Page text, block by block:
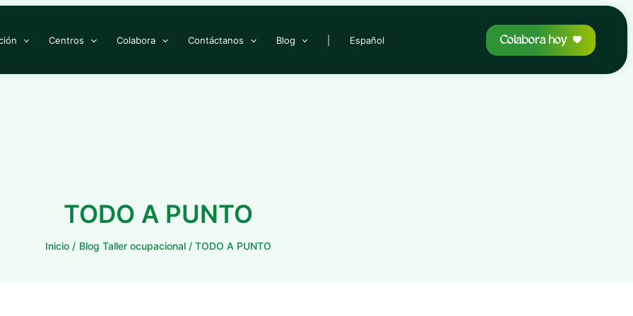
Centros Colabora Contáctanos Blog Español Colabora hoy
TODO A PUNTO
Inicio Blog Taller ocupacional TODO A PUNTO